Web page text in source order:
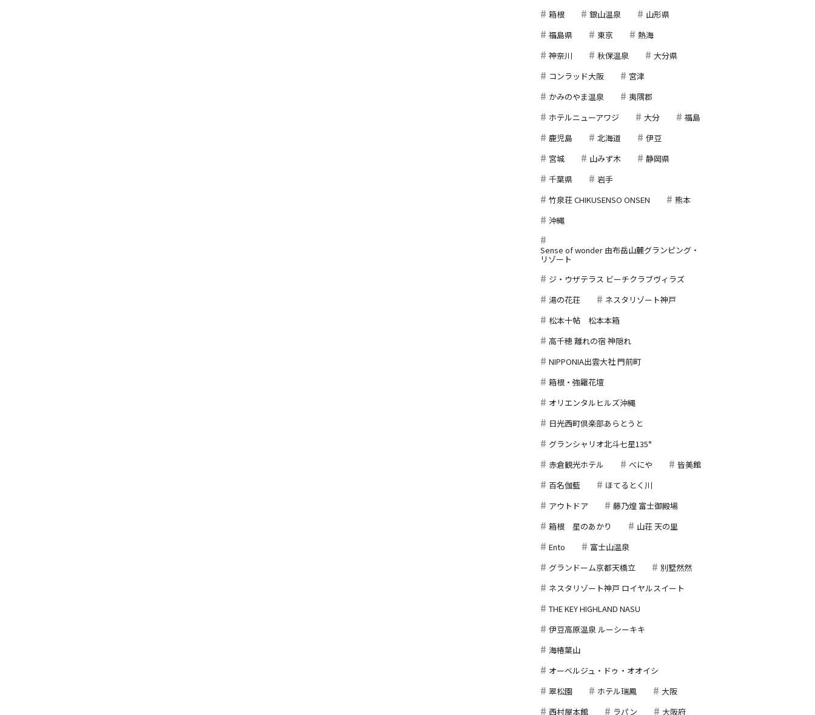
箱根
銀山温泉
山形県
福島県
東京
熱海
神奈川
秋保温泉
大分県
コンラッド大阪
宮津
かみのやま温泉
夷隅郡
ホテルニューアワジ
大分
福島
鹿児島
北海道
伊豆
宮城
山みず木
静岡県
千葉県
岩手
竹泉荘 CHIKUSENSO ONSEN
熊本
沖縄
Sense of wonder 由布岳山麓グランピング・
リゾート
ジ・ウザテラス ビーチクラブヴィラズ
湯の花荘
ネスタリゾート神戸
松本十帖 松本本箱
高千穂 離れの宿 神隠れ
NIPPONIA出雲大社 門前町
箱根・強羅花壇
オリエンタルヒルズ沖縄
日光西町倶楽部あらとうと
グランシャリオ北斗七星135°
赤倉観光ホテル
べにや
皆美館
百名伽藍
ほてるとく川
アウトドア
藤乃煌 富士御殿場
箱根 星のあかり
山荘 天の里
Ento
富士山温泉
グランドーム京都天橋立
別墅然然
ネスタリゾート神戸 ロイヤルスイート
THE KEY HIGHLAND NASU
伊豆高原温泉 ルーシーキキ
海椿葉山
オーベルジュ・ドゥ・オオイシ
翠松園
ホテル瑞鳳
大阪
西村屋本館
ラパン
大阪府